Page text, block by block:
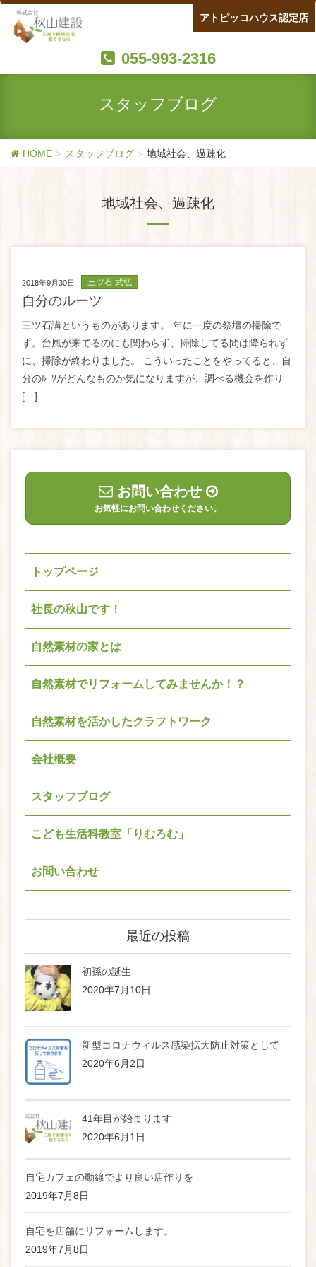
055-993-2316
アトピッコハウス認定店
スタッフブログ
HOME スタッフブログ 地域社会、過疎化
地域社会、過疎化
2018年9月30日 三ツ石 武弘
自分のルーツ
三ツ石講というものがあります。 年に一度の祭壇の掃除で
す。台風が来てるのにも関わらず、掃除してる間は降られず
に、掃除が終わりました。 こういったことをやってると、自
分のﾙｰﾂがどんなものか気になりますが、調べる機会を作り
[…]
お問い合わせ
お気軽にお問い合わせください。
トップページ
社長の秋山です！
自然素材の家とは
自然素材でリフォームしてみませんか！？
自然素材を活かしたクラフトワーク
会社概要
スタッフブログ
こども生活科教室「りむろむ」
お問い合わせ
最近の投稿
初孫の誕生
2020年7月10日
新型コロナウィルス感染拡大防止対策として
2020年6月2日
41年目が始まります
2020年6月1日
自宅カフェの動線でより良い店作りを
2019年7月8日
自宅を店舗にリフォームします。
2019年7月8日